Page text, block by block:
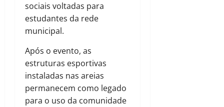
sociais voltadas para
estudantes da rede
municipal.
Após o evento, as
estruturas esportivas
instaladas nas areias
permanecem como legado
para o uso da comunidade